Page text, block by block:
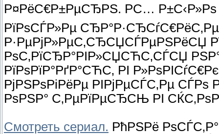
Р¤РёС€Р±РµСЂРЅ. РС… Р±С‹Р»Рѕ
РїРѕСЃР»Рµ
Р·РµРјР»РµС‚СЂСЏСЃРµРЅРёСЏ
РѕС‚РїСЂР°РІР»СЏСЋС‚СЃСЏ
РїРѕРїР°РґР°СЋС‚ РІ
РјРЅРѕРіРёРµ РІРјРµСЃС‚Рµ
РѕРЅР° С‚РµРїРµСЂСЊ РІ
Смотреть сериал. РћРЅРё